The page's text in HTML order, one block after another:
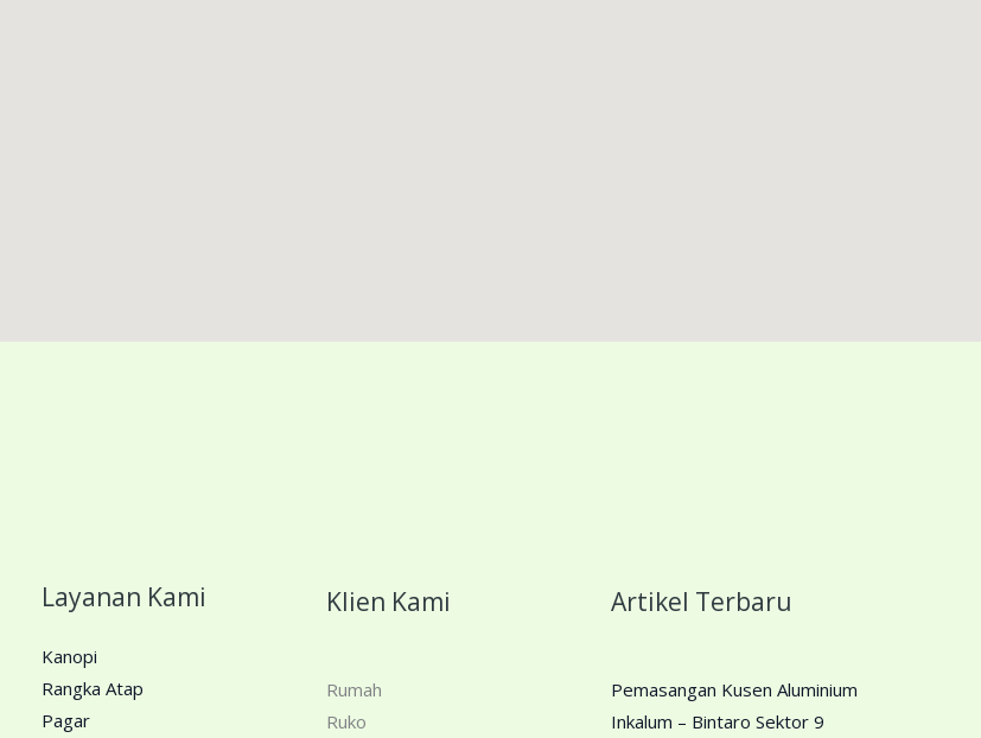
Layanan Kami
Kanopi
Rangka Atap
Pagar
Klien Kami
Rumah
Ruko
Artikel Terbaru
Pemasangan Kusen Aluminium
Inkalum – Bintaro Sektor 9